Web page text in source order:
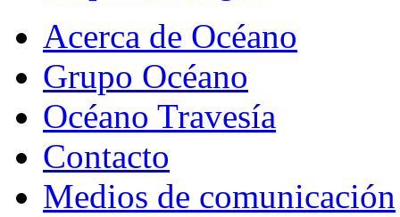
Acerca de Océano
Grupo Océano
Océano Travesía
Contacto
Medios de comunicación